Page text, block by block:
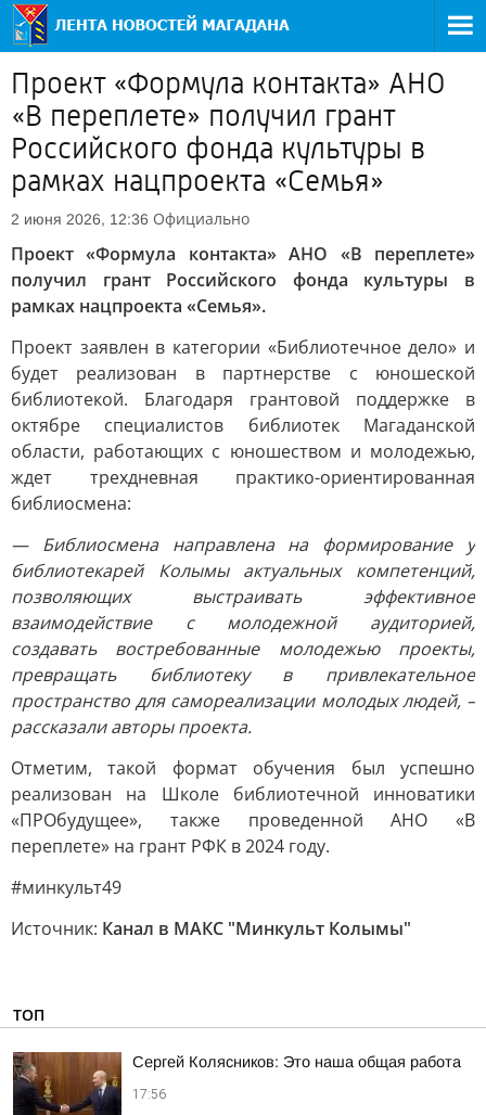
Проект «Формула контакта» АНО
«В переплете» получил грант
Российского фонда культуры в
рамках нацпроекта «Семья»
2 июня 2026, 12:36 Официально
Проект «Формула контакта» АНО «В переплете»
получил грант Российского фонда культуры в
рамках нацпроекта «Семья».
Проект заявлен в категории «Библиотечное дело» и
будет реализован в партнерстве с юношеской
библиотекой. Благодаря грантовой поддержке в
октябре специалистов библиотек Магаданской
области, работающих с юношеством и молодежью,
ждет трехдневная практико-ориентированная
библиосмена:
— Библиосмена направлена на формирование у
библиотекарей Колымы актуальных компетенций,
позволяющих выстраивать эффективное
взаимодействие с молодежной аудиторией,
создавать востребованные молодежью проекты,
превращать библиотеку в привлекательное
пространство для самореализации молодых людей, –
рассказали авторы проекта.
Отметим, такой формат обучения был успешно
реализован на Школе библиотечной инноватики
«ПРОбудущее», также проведенной АНО «В
переплете» на грант РФК в 2024 году.
#минкульт49
Источник: Канал в МАКС "Минкульт Колымы"
ТОП
Сергей Колясников: Это наша общая работа
17:56